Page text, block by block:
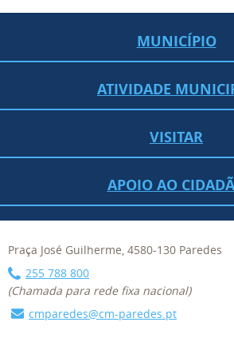
MUNICÍPIO
ATIVIDADE
VISITAR
APOIO AO
Praça José Guilherme, 4580-130 Paredes
255 788 800
(Chamada para rede fixa nacional)
cmparedes@cm-paredes.pt